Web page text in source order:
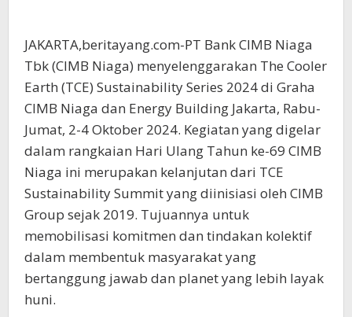
JAKARTA,beritayang.com-PT Bank CIMB Niaga
Tbk (CIMB Niaga) menyelenggarakan The Cooler
Earth (TCE) Sustainability Series 2024 di Graha
CIMB Niaga dan Energy Building Jakarta, Rabu-
Jumat, 2-4 Oktober 2024. Kegiatan yang digelar
dalam rangkaian Hari Ulang Tahun ke-69 CIMB
Niaga ini merupakan kelanjutan dari TCE
Sustainability Summit yang diinisiasi oleh CIMB
Group sejak 2019. Tujuannya untuk
memobilisasi komitmen dan tindakan kolektif
dalam membentuk masyarakat yang
bertanggung jawab dan planet yang lebih layak
huni.